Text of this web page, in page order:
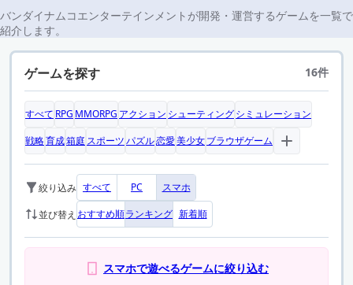
バンダイナムコエンターテインメントが開発・運営するゲームを一覧で
紹介します。
ゲームを探す 16件
すべて RPG MMORPG アクション シューティングシミュレーション
戦略育成箱庭 スポーツパズル恋愛美少女ブラウザゲーム
絞り込み すべて PC スマホ
並び替え おすすめ順ランキング 新着順
スマホで遊べるゲームに絞り込む